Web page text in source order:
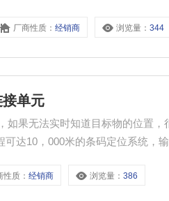
厂商性质：经销商 浏览量：344
单元
如果无法实时知道目标物的位置，
达10，000米的条码定位系统，
性质：经销商 浏览量：386